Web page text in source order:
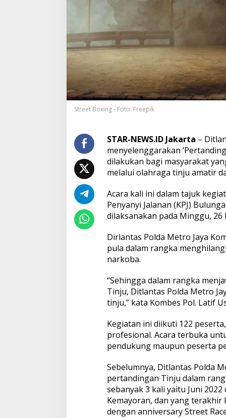
P
o
l
a
M
e
t
o
y
a
G
e
l
r
S
t
e
t
B
x
i
n
g
Street Boxing - Foto: Freepik
STAR-NEWS.ID Jakarta –
menyelenggarakan
dilakukan bagi masyarakat
melalui olahraga tinju amatir
Acara kali ini dalam tajuk
Penyanyi Jalanan (KPJ)
dilaksanakan pada Minggu, 26
Dirlantas Polda Metro Jaya
pula dalam rangka
narkoba.
“Sehingga dalam rangka
Tinju, Ditlantas Polda Metro
tinju,” kata Kombes Pol. Latif
Kegiatan ini diikuti 122
profesional. Acara terbuka
pendukung maupun peserta
Sebelumnya, Ditlantas Polda
pertandingan Tinju dalam
sebanyak 3 kali yaitu Juni
Kemayoran, dan yang
dengan anniversary Street